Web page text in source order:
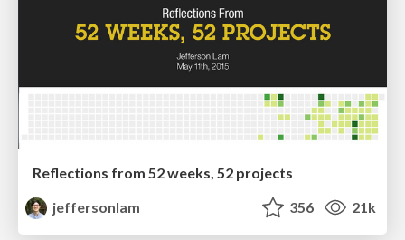
Reflections from 52 weeks, 52 projects
jeffersonlam
356 21k